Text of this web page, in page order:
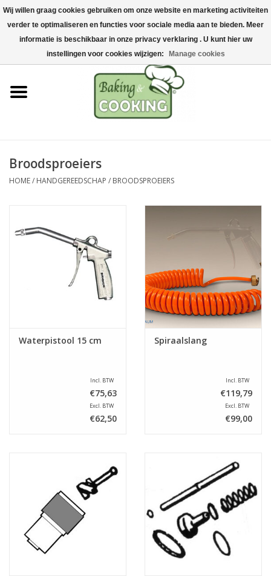
Home
Bak-& kookgerei
Machines & onderdelen
Chocolade & ijsbereiding
Hygiëne & opslag
Broodsproeiers
HOME/ HANDGEREEDSCHAP / BROODSPROEIERS
Waterpistool 15 cm
Incl. BTW
€75,63
Excl. BTW
€62,50
Spiraalslang
Incl. BTW
€119,79
Excl. BTW
€99,00
Wij willen graag cookies gebruiken om onze website en marketing activiteiten
verder te optimaliseren en functies voor sociale media aan te bieden. Meer
informatie is beschikbaar in onze privacy verklaring . U kunt hier uw
instellingen voor cookies wijzigen:
Manage cookies